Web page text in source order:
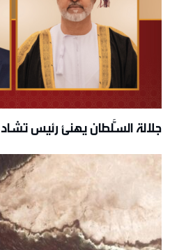
جلالة السُّلطان يهنئ رئيس تشاد